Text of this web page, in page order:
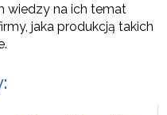
wiedzy na ich temat
jaka produkcją takich